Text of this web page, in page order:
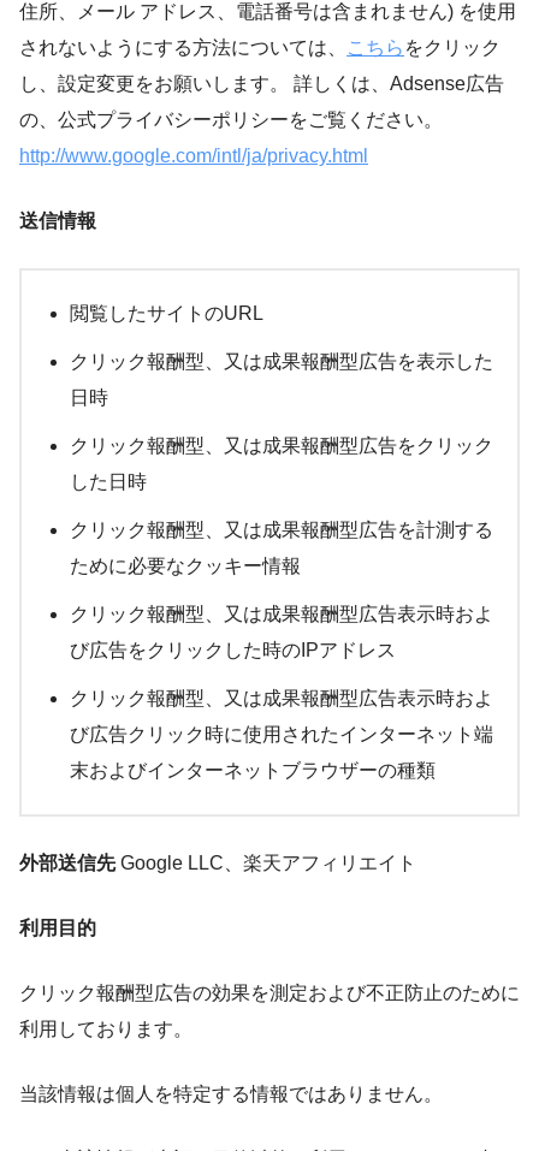
住所、メール アドレス、電話番号は含まれません) を使用
されないようにする方法については、
こちら をクリック
し、設定変更をお願いします。 詳しくは、Adsense広告
の、公式プライバシーポリシーをご覧ください。
http://www.google.com/intl/ja/privacy.html
送信情報
閲覧したサイトのURL
クリック報酬型、又は成果報酬型広告を表示した
日時
クリック報酬型、又は成果報酬型広告をクリック
した日時
クリック報酬型、又は成果報酬型広告を計測する
ために必要なクッキー情報
クリック報酬型、又は成果報酬型広告表示時およ
び広告をクリックした時のIPアドレス
クリック報酬型、又は成果報酬型広告表示時およ
び広告クリック時に使用されたインターネット端
末およびインターネットブラウザーの種類
外部送信先Google LLC、楽天アフィリエイト
利用目的
クリック報酬型広告の効果を測定および不正防止のために
利用しております。
当該情報は個人を特定する情報ではありません。